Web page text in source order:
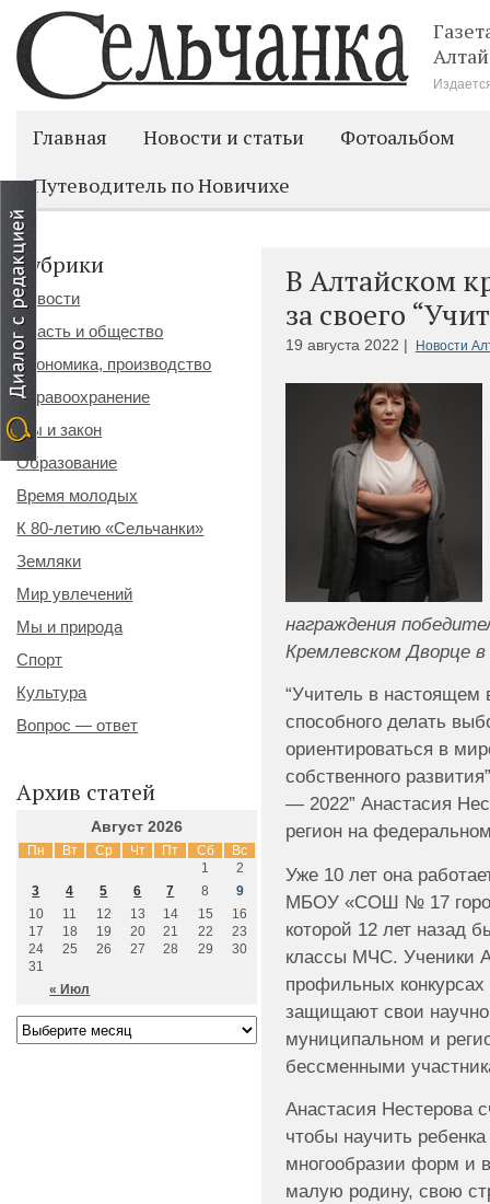
Главная Новости и статьи
Фотоальбом
Путеводитель по Новичихе
В Алтайском
за своего
19 августа 2022 | Новости
награждения
Кремлевском Дворце
“Учитель в настоящем
способного делать
ориентироваться в
собственного
— 2022” Анастасия
регион на
Уже 10 лет она
МБОУ «СОШ № 17
которой 12 лет назад
классы МЧС. Ученики
профильных
защищают свои
муниципальном и
бессменными
Анастасия Нестерова
чтобы научить
многообразии форм и
малую родину, свою
Рубрики
Новости
Власть и общество
Экономика, производство
Здравоохранение
Мы и закон
Образование
Время молодых
К 80-летию «Сельчанки»
Земляки
Мир увлечений
Мы и природа
Спорт
Культура
Вопрос — ответ
Архив статей
Август 2026
Пн Вт Ср Чт Пт Сб Вс
« Июл
1
2
3
4 5 6 7 8
9
10
11 12 13 14 15
16
17
18 19 20 21 22
23
24
25 26 27 28 29
30
31